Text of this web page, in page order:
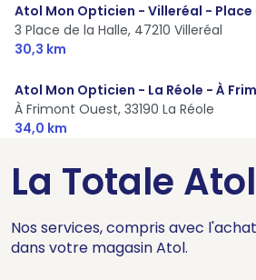
Atol Mon Opticien - Villeréal - Place
3 Place de la Halle, 47210 Villeréal
30,3 km
Atol Mon Opticien - La Réole - À
À Frimont Ouest, 33190 La Réole
34,0 km
La Totale Atol
Nos services, compris avec
dans votre magasin Atol.